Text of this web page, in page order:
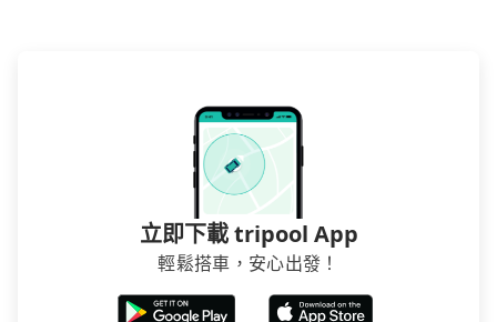
立即下載 tripool App
輕鬆搭車，安心出發！